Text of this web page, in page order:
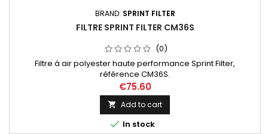
BRAND: SPRINT FILTER
FILTRE SPRINT FILTER CM36S
(0)
Filtre à air polyester haute performance Sprint Filter,
référence CM36S.
€75.60
 Add to cart
 In stock